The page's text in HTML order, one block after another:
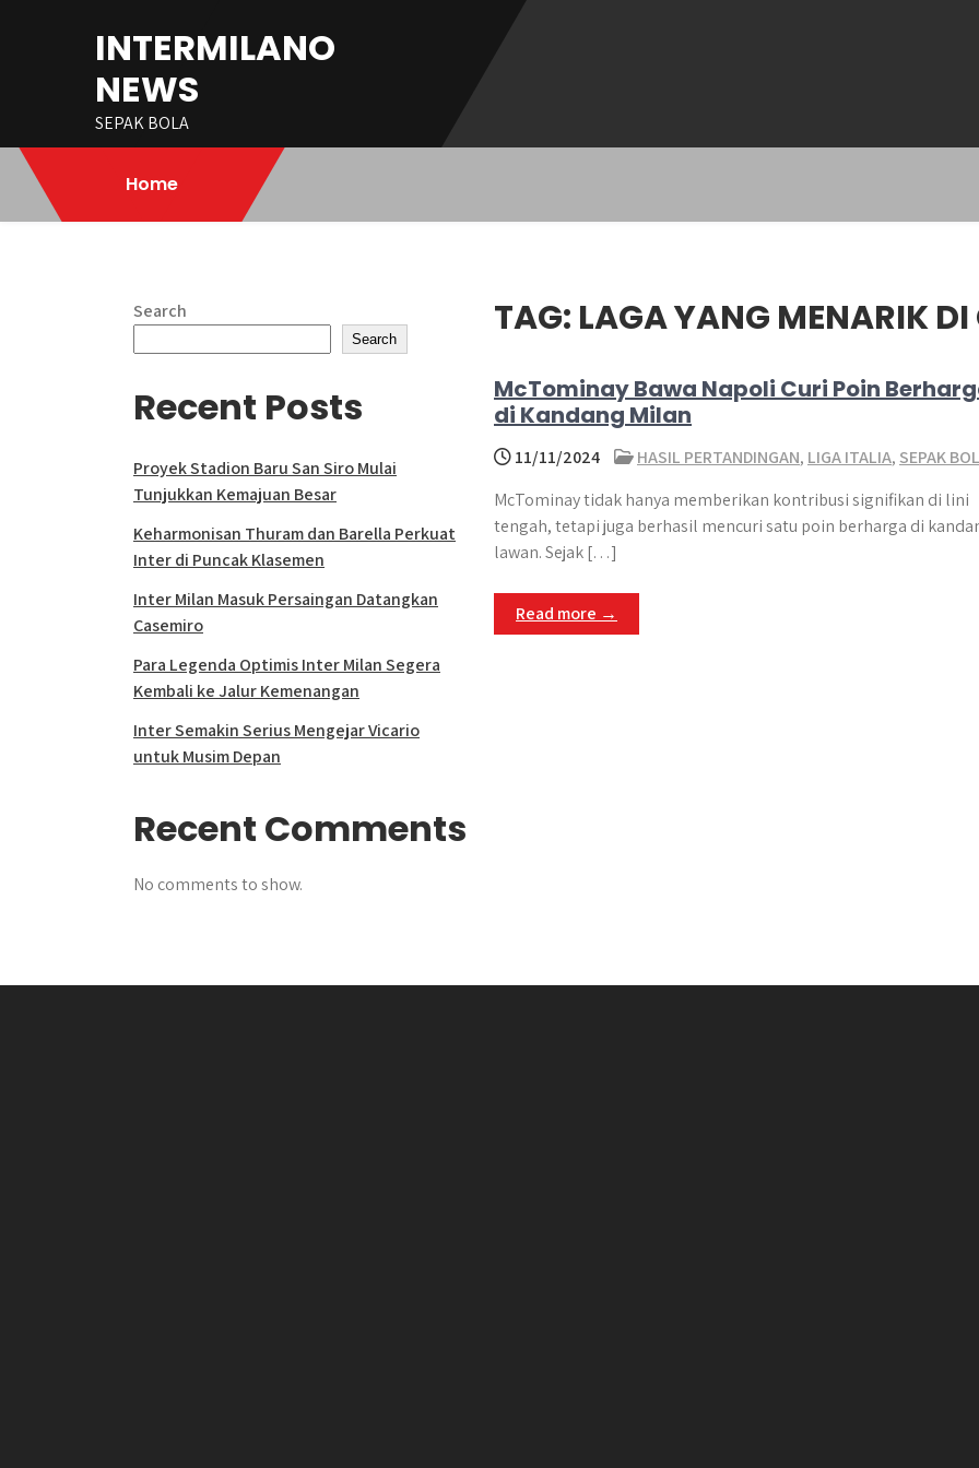
INTERMILANO
NEWS
SEPAK BOLA
Home
TAG: LAGA YANG MENARIK DI
McTominay Bawa Napoli Curi Poin
di Kandang Milan
11/11/2024 HASIL PERTANDINGAN, LIGA ITALIA, SEPAK
McTominay tidak hanya memberikan kontribusi signifikan di lini
tengah, tetapi juga berhasil mencuri satu poin berharga di
lawan.​ Sejak […]
Read more →
Search
Search
Recent Posts
Proyek Stadion Baru San Siro Mulai
Tunjukkan Kemajuan Besar
Keharmonisan Thuram dan Barella Perkuat
Inter di Puncak Klasemen
Inter Milan Masuk Persaingan Datangkan
Casemiro
Para Legenda Optimis Inter Milan Segera
Kembali ke Jalur Kemenangan
Inter Semakin Serius Mengejar Vicario
untuk Musim Depan
Recent Comments
No comments to show.